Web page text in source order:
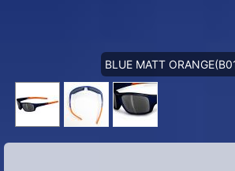
BLUE MATT